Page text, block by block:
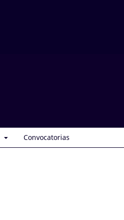
Convocatorias